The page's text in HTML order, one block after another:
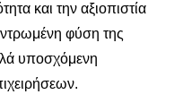
και την αξιοπιστία
φύση της
υποσχόμενη